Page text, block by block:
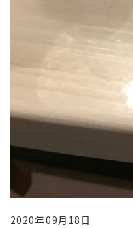
2020年09月18日